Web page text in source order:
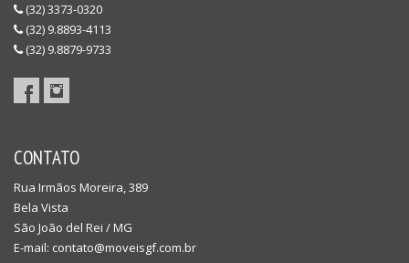
(32) 3373-0320
(32) 9.8893-4113
(32) 9.8879-9733
CONTATO
Rua Irmãos Moreira, 389
Bela Vista
São João del Rei / MG
E-mail: contato@moveisgf.com.br